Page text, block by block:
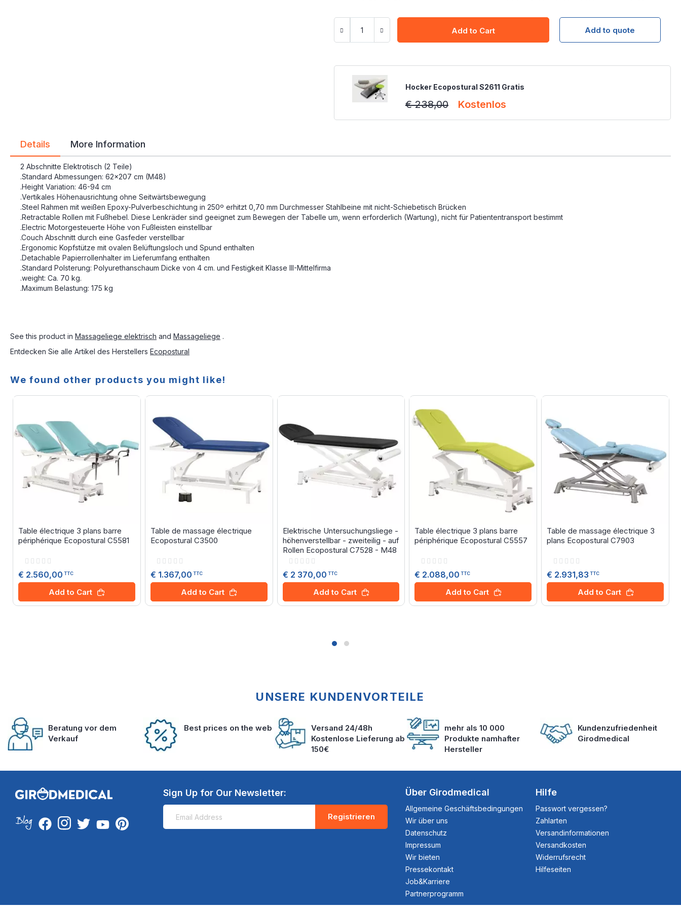
Add to Cart Add to quote
Hocker Ecopostural S2611 Gratis
€ 238,00 Kostenlos
Details
2 Abschnitte Elektrotisch (2 Teile)
.Standard Abmessungen: 62x207 cm (M48)
.Height Variation: 46-94 cm
.Vertikales Höhenausrichtung ohne Seitwärtsbewegung
.Steel Rahmen mit weißen Epoxy-Pulverbeschichtung in 250º erhitzt 0,70 mm Durchmesser Stahlbeine mit nicht-Schiebetisch Brücken
.Retractable Rollen mit Fußhebel. Diese Lenkräder sind geeignet zum Bewegen der Tabelle um, wenn erforderlich (Wartung), nicht für Patiententransport bestimmt
.Electric Motorgesteuerte Höhe von Fußleisten einstellbar
.Couch Abschnitt durch eine Gasfeder verstellbar
.Ergonomic Kopfstütze mit ovalen Belüftungsloch und Spund enthalten
.Detachable Papierrollenhalter im Lieferumfang enthalten
.Standard Polsterung: Polyurethanschaum Dicke von 4 cm. und Festigkeit Klasse III-Mittelfirma
.weight: Ca. 70 kg.
.Maximum Belastung: 175 kg
More Information
See this product in Massageliege elektrisch and Massageliege .
Entdecken Sie alle Artikel des Herstellers Ecopostural
We found other products you might like!
Table électrique 3 plans barre
périphérique Ecopostural C5581
Rating:
€ 2.560,00 TTC
Add to Cart
Table de massage électrique
Ecopostural C3500
Rating:
€ 1.367,00 TTC
Add to Cart
Elektrische Untersuchungsliege -
höhenverstellbar - zweiteilig - auf
Rollen Ecopostural C7528 - M48
Rating:
€ 2 370,00 TTC
Add to Cart
Table électrique 3 plans barre
périphérique Ecopostural C5557
Rating:
€ 2.088,00 TTC
Add to Cart
Table de massage électrique 3
plans Ecopostural C7903
Rating:
€ 2.931,83 TTC
Add to Cart
UNSERE KUNDENVORTEILE
Beratung vor dem
Verkauf
Best prices on the web
Versand 24/48h
Kostenlose Lieferung ab
150€
mehr als 10 000
Produkte namhafter
Hersteller
Kundenzufriedenheit
Girodmedical
Sign Up for Our Newsletter:
Registrieren
Über Girodmedical
Allgemeine Geschäftsbedingungen
Wir über uns
Datenschutz
Impressum
Wir bieten
Pressekontakt
Job&Karriere
Partnerprogramm
Hilfe
Passwort vergessen?
Zahlarten
Versandinformationen
Versandkosten
Widerrufsrecht
Hilfeseiten